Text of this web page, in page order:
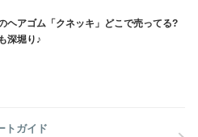
ヘアゴム「クネッキ」どこで売ってる?
深堀り♪
トガイド